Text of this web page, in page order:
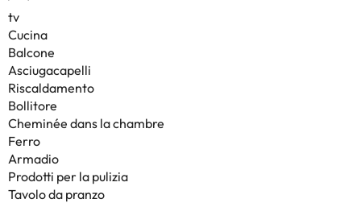
tv
Cucina
Balcone
Asciugacapelli
Riscaldamento
Bollitore
Cheminée dans la chambre
Ferro
Armadio
Prodotti per la pulizia
Tavolo da pranzo